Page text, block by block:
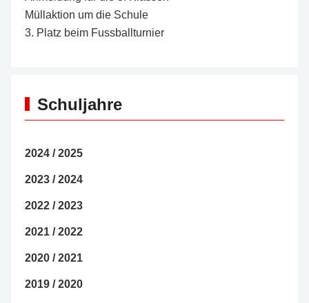
Müllaktion um die Schule
3. Platz beim Fussballturnier
Schuljahre
2024 / 2025
2023 / 2024
2022 / 2023
2021 / 2022
2020 / 2021
2019 / 2020